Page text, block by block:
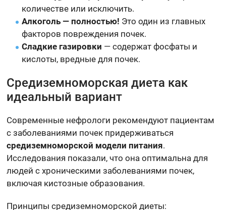
количестве или исключить.
Алкоголь — полностью! Это один из главных
факторов повреждения почек.
Сладкие газировки — содержат фосфаты и
кислоты, вредные для почек.
Средиземноморская диета как
идеальный вариант
Современные нефрологи рекомендуют пациентам
с заболеваниями почек придерживаться
средиземноморской модели питания.
Исследования показали, что она оптимальна для
людей с хроническими заболеваниями почек,
включая кистозные образования.
Принципы средиземноморской диеты: